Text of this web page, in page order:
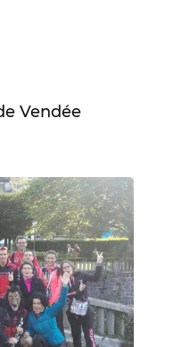
Vendée